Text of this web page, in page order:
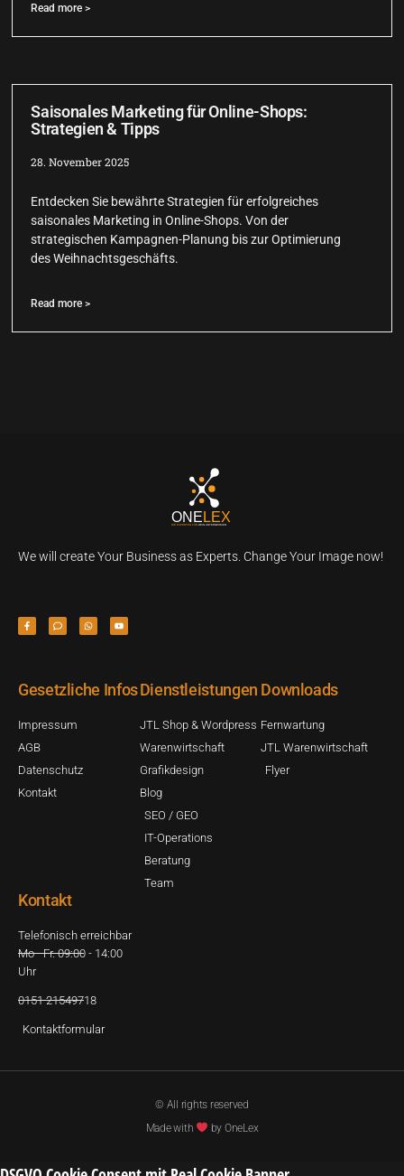
Read more >
Saisonales Marketing für Online-Shops:
Strategien & Tipps
28. November 2025
Entdecken Sie bewährte Strategien für erfolgreiches
saisonales Marketing in Online-Shops. Von der
strategischen Kampagnen-Planung bis zur Optimierung
des Weihnachtsgeschäfts.
Read more >
We will create Your Business as Experts. Change Your Image now!
Gesetzliche Infos
Impressum
AGB
Datenschutz
Kontakt
Dienstleistungen
JTL Shop & Wordpress
Warenwirtschaft
Grafikdesign
Blog
SEO / GEO
IT-Operations
Beratung
Team
Downloads
Fernwartung
JTL Warenwirtschaft
Flyer
Kontakt
Telefonisch erreichbar
Mo - Fr. 09:00 - 14:00
Uhr
0151 21549718
Kontaktformular
© All rights reserved
Made with
by OneLex